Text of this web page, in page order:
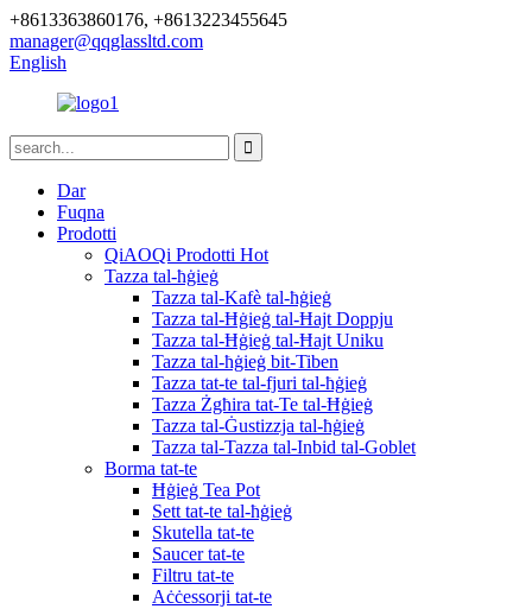
+8613363860176, +8613223455645
manager@qqglassltd.com
English
Dar
Fuqna
Prodotti
QiAOQi Prodotti Hot
Tazza tal-ħġieġ
Tazza tal-Kafè tal-ħġieġ
Tazza tal-Ħġieġ tal-Ħajt Doppju
Tazza tal-Ħġieġ tal-Ħajt Uniku
Tazza tal-ħġieġ bit-Tiben
Tazza tat-te tal-fjuri tal-ħġieġ
Tazza Żgħira tat-Te tal-Ħġieġ
Tazza tal-Ġustizzja tal-ħġieġ
Tazza tal-Tazza tal-Inbid tal-Goblet
Borma tat-te
Ħġieġ Tea Pot
Sett tat-te tal-ħġieġ
Skutella tat-te
Saucer tat-te
Filtru tat-te
Aċċessorji tat-te